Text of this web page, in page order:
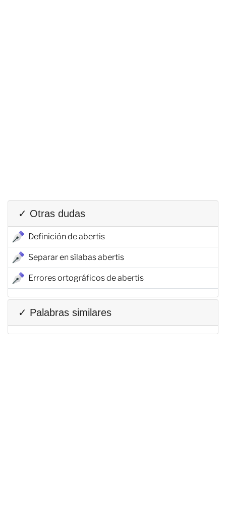
✓ Otras dudas
Definición de abertis
Separar en sílabas abertis
Errores ortográficos de abertis
✓ Palabras similares